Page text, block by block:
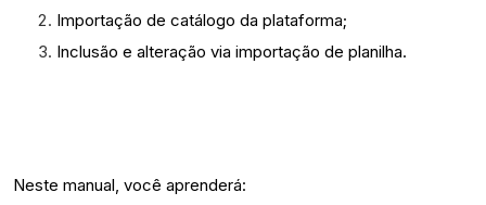
Importação de catálogo da plataforma;
Inclusão e alteração via importação de planilha.
Neste manual, você aprenderá: